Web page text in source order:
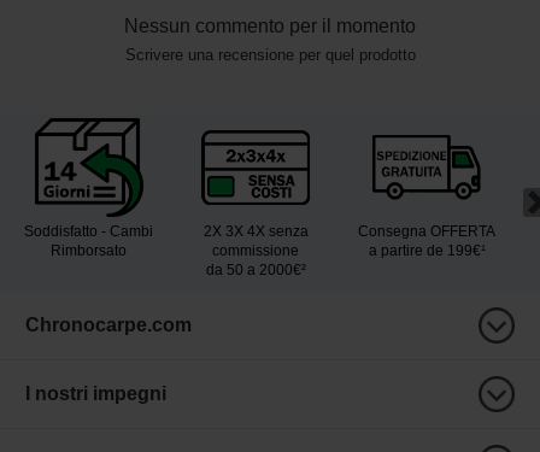
Nessun commento per il momento
Scrivere una recensione per quel prodotto
Soddisfatto - Cambi
Rimborsato
2X 3X 4X senza
commissione
da 50 a 2000€²
Consegna OFFERTA
a partire de 199€¹
Chronocarpe.com
I nostri impegni